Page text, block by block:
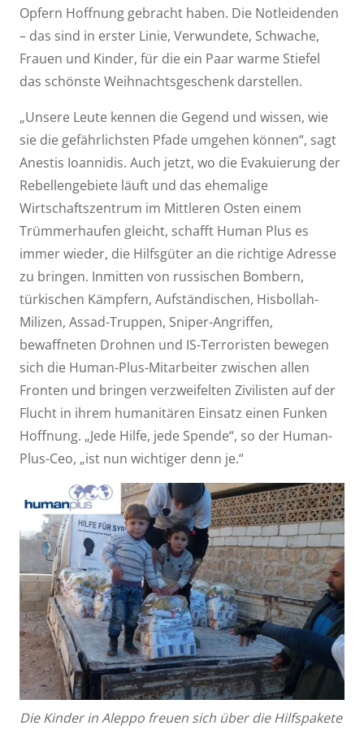
Opfern Hoffnung gebracht haben. Die Notleidenden
– das sind in erster Linie, Verwundete, Schwache,
Frauen und Kinder, für die ein Paar warme Stiefel
das schönste Weihnachtsgeschenk darstellen.
„Unsere Leute kennen die Gegend und wissen, wie
sie die gefährlichsten Pfade umgehen können“, sagt
Anestis Ioannidis. Auch jetzt, wo die Evakuierung der
Rebellengebiete läuft und das ehemalige
Wirtschaftszentrum im Mittleren Osten einem
Trümmerhaufen gleicht, schafft Human Plus es
immer wieder, die Hilfsgüter an die richtige Adresse
zu bringen. Inmitten von russischen Bombern,
türkischen Kämpfern, Aufständischen, Hisbollah-
Milizen, Assad-Truppen, Sniper-Angriffen,
bewaffneten Drohnen und IS-Terroristen bewegen
sich die Human-Plus-Mitarbeiter zwischen allen
Fronten und bringen verzweifelten Zivilisten auf der
Flucht in ihrem humanitären Einsatz einen Funken
Hoffnung. „Jede Hilfe, jede Spende“, so der Human-
Plus-Ceo, „ist nun wichtiger denn je.“
Die Kinder in Aleppo freuen sich über die Hilfspakete